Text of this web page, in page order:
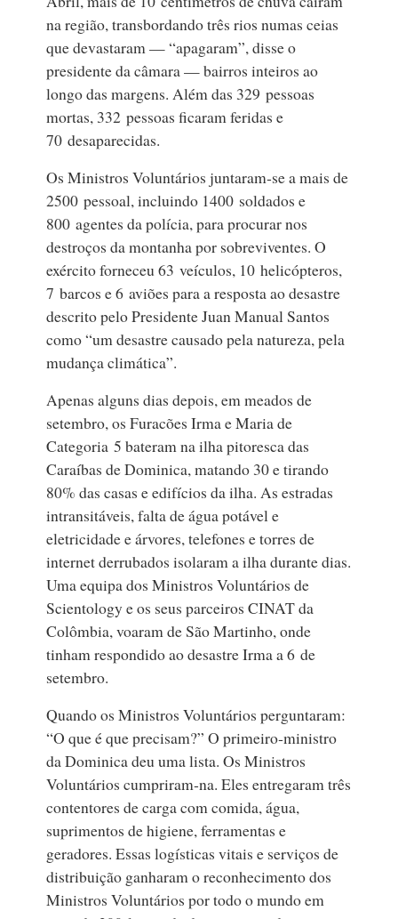
na região, transbordando três rios numas ceias
que devastaram — “apagaram”, disse o
presidente da câmara — bairros inteiros ao
longo das margens. Além das 329 pessoas
mortas, 332 pessoas ficaram feridas e
70 desaparecidas.
Os Ministros Voluntários juntaram‑se a mais de
2500 pessoal, incluindo 1400 soldados e
800 agentes da polícia, para procurar nos
destroços da montanha por sobreviventes. O
exército forneceu 63 veículos, 10 helicópteros,
7 barcos e 6 aviões para a resposta ao desastre
descrito pelo Presidente Juan Manual Santos
como “um desastre causado pela natureza, pela
mudança climática”.
Apenas alguns dias depois, em meados de
setembro, os Furacões Irma e Maria de
Categoria 5 bateram na ilha pitoresca das
Caraíbas de Dominica, matando 30 e tirando
80% das casas e edifícios da ilha. As estradas
intransitáveis, falta de água potável e
eletricidade e árvores, telefones e torres de
internet derrubados isolaram a ilha durante dias.
Uma equipa dos Ministros Voluntários de
Scientology e os seus parceiros CINAT da
Colômbia, voaram de São Martinho, onde
tinham respondido ao desastre Irma a 6 de
setembro.
Quando os Ministros Voluntários perguntaram:
“O que é que precisam?” O primeiro‑ministro
da Dominica deu uma lista. Os Ministros
Voluntários cumpriram‑na. Eles entregaram três
contentores de carga com comida, água,
suprimentos de higiene, ferramentas e
geradores. Essas logísticas vitais e serviços de
distribuição ganharam o reconhecimento dos
Ministros Voluntários por todo o mundo em